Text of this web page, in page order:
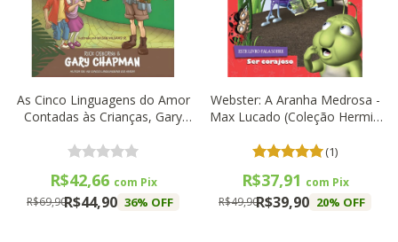
As Cinco Linguagens do Amor
Contadas às Crianças, Gary
R$44,90
R$69,90 36% OFF
R$42,66 com Pix
Webster: A Aranha Medrosa -
Max Lucado (Coleção Hermie
(1)
R$39,90
R$49,90 20% OFF
R$37,91 com Pix